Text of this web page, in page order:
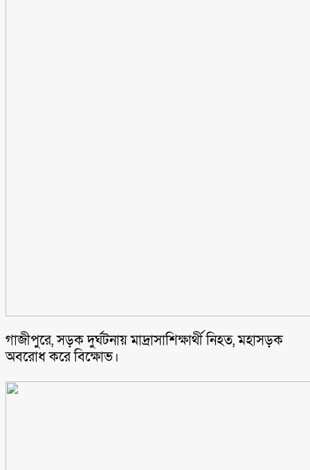
গাজীপুরে, সড়ক দুর্ঘটনায় মাদ্রাসাশিক্ষার্থী নিহত, মহাসড়ক
অবরোধ করে বিক্ষোভ।